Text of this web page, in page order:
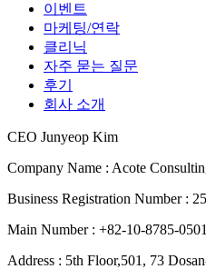
이벤트
마케팅/연락
클리닉
자주 묻는 질문
후기
회사 소개
CEO Junyeop Kim
Company Name : Acote
Business Registration Number :
Main Number : +82-10-8785-0501
Address : 5th Floor,501, 73